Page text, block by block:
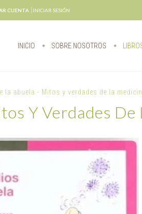
CUENTA INICIAR SESIÓN
INICIO SOBRE NOSOTROS
la abuela - Mitos y verdades de la
Y Verdades